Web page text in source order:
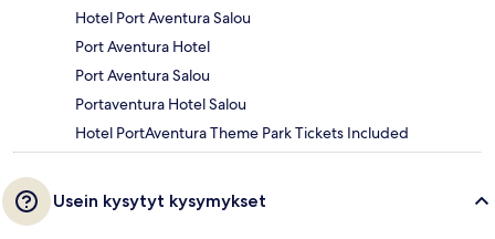
Hotel Port Aventura Salou
Port Aventura Hotel
Port Aventura Salou
Portaventura Hotel Salou
Hotel PortAventura Theme Park Tickets Included
Usein kysytyt kysymykset